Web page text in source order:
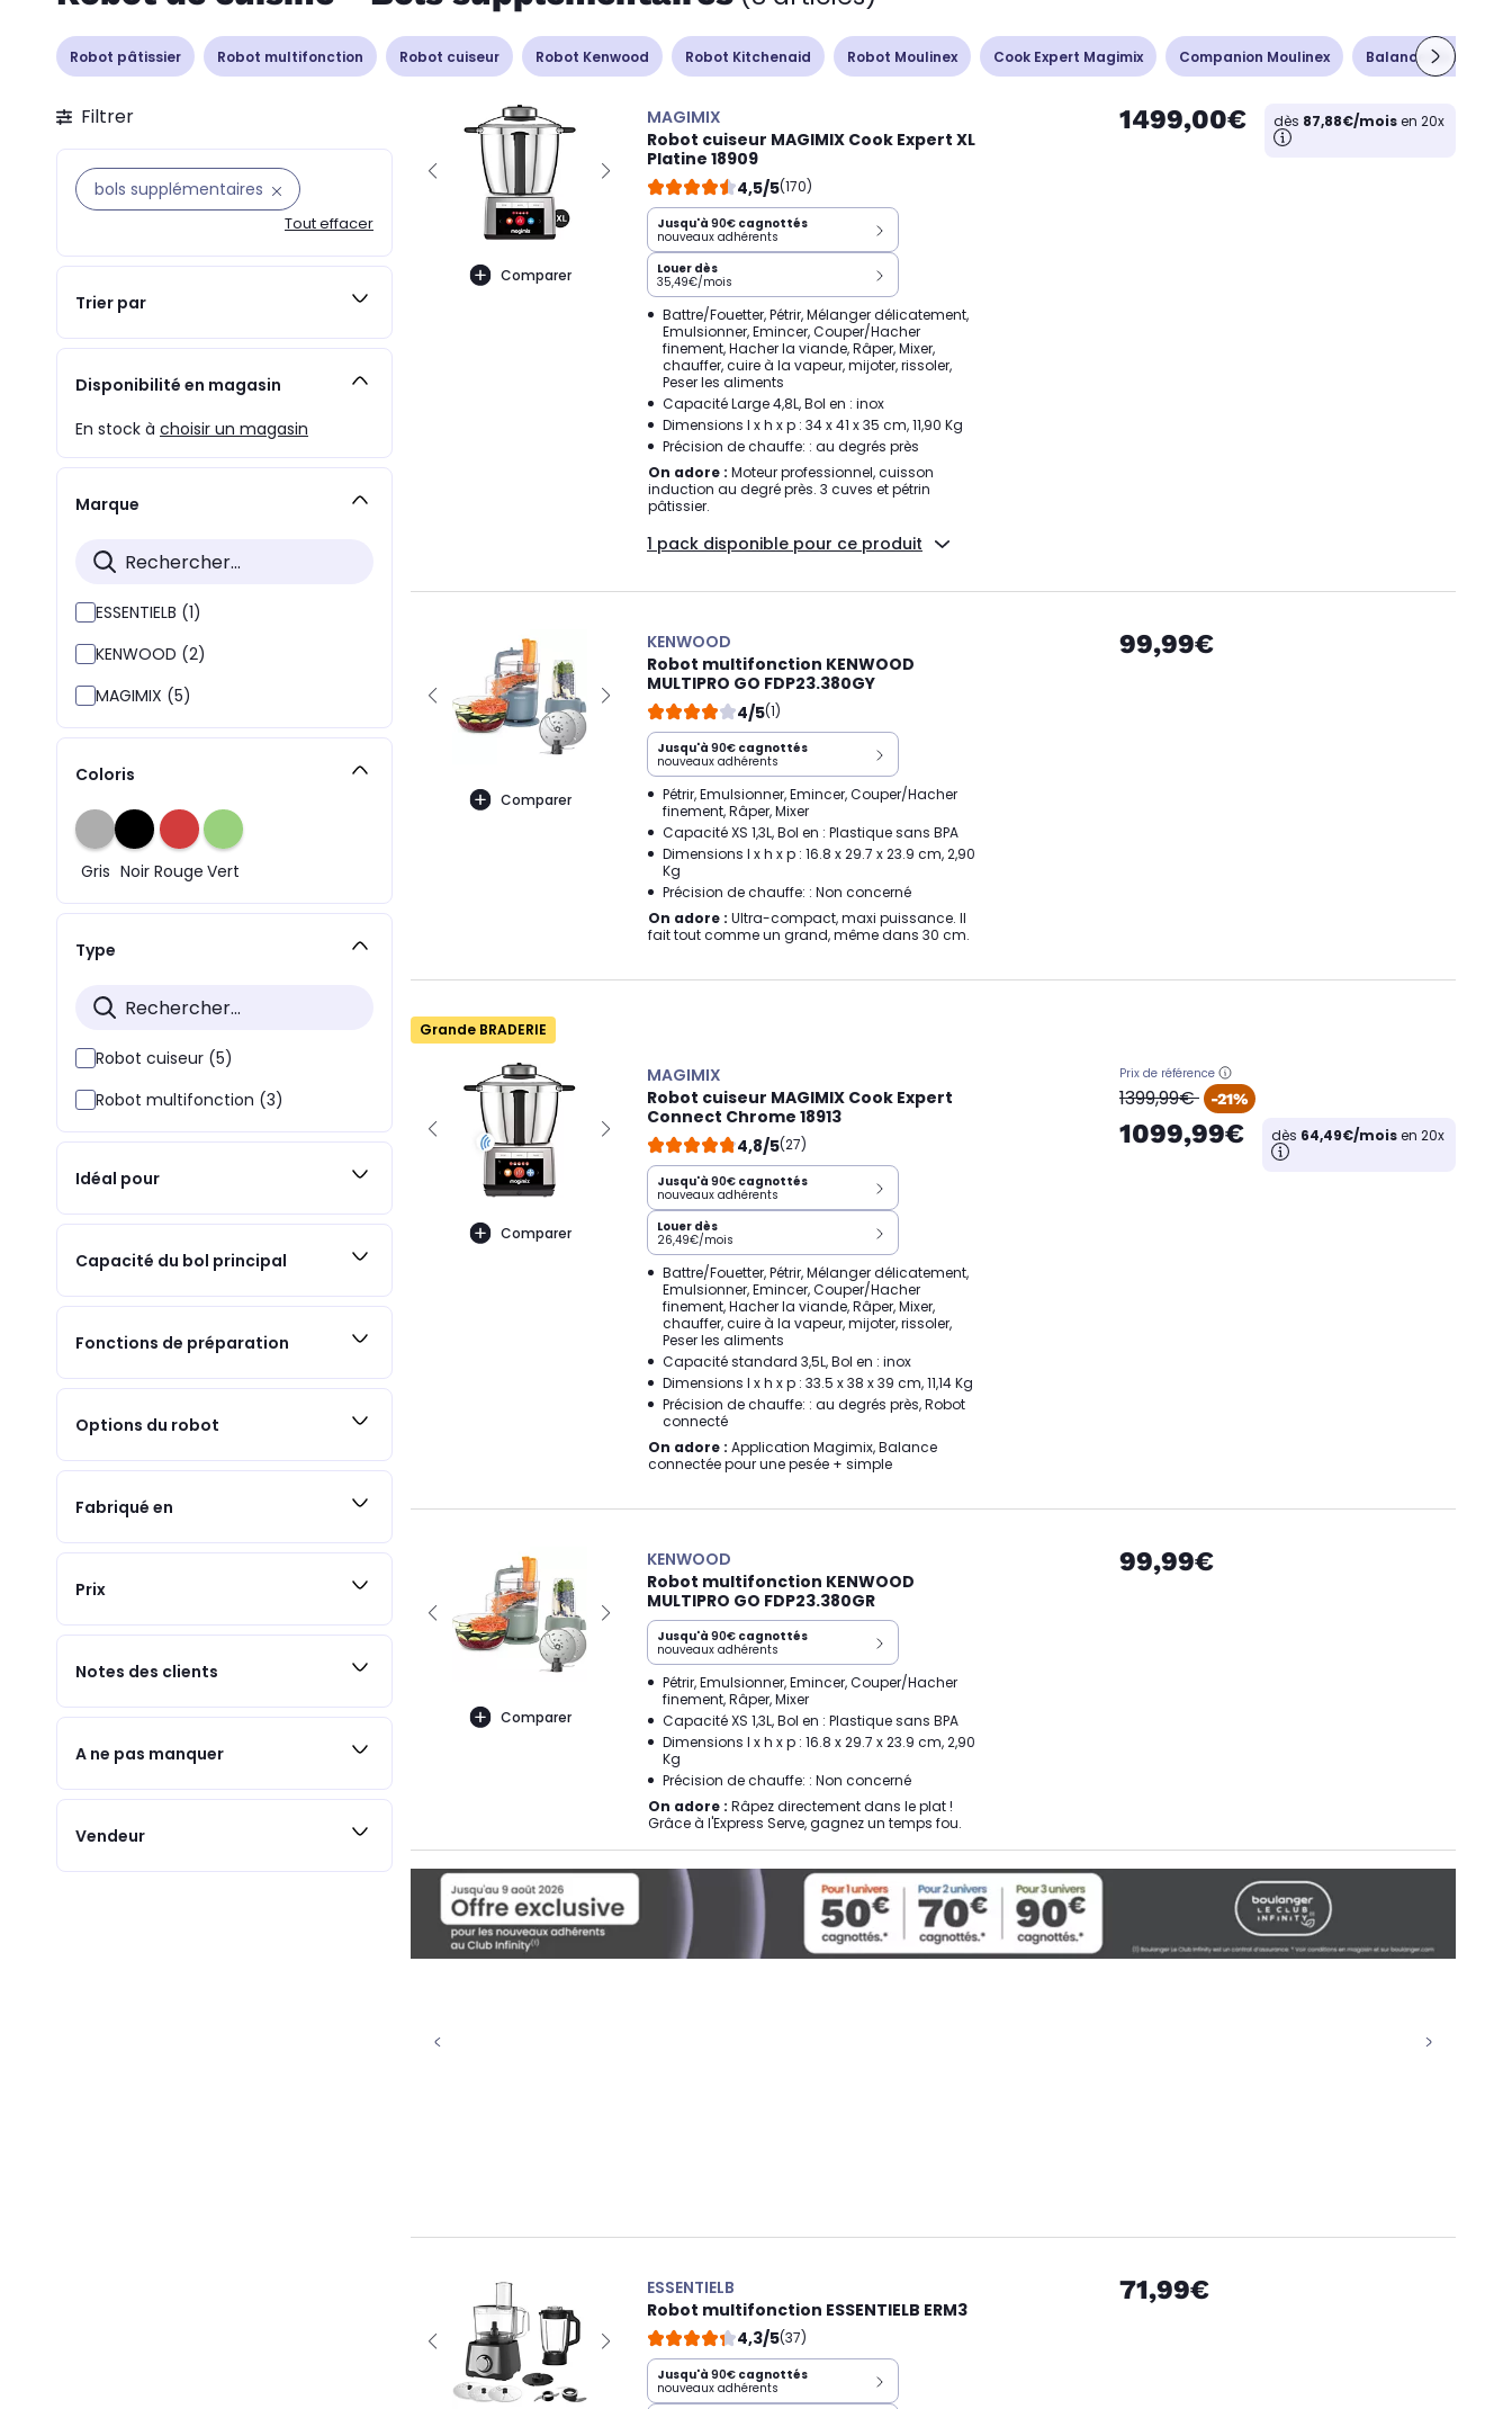
Robot pâtissier Robot multifonction Robot cuiseur Robot Kenwood Robot Kitchenaid Robot Moulinex Cook Expert Magimix Companion Moulinex Balance de cuisine
Filtrer
bols supplémentaires
Tout effacer
Trier par
Disponibilité en magasin
En stock à choisir un magasin
Marque
ESSENTIELB (1)
KENWOOD (2)
MAGIMIX (5)
Coloris
Gris Noir Rouge Vert
Type
Robot cuiseur (5)
Robot multifonction (3)
Idéal pour
Capacité du bol principal
Fonctions de préparation
Options du robot
Fabriqué en
Prix
Notes des clients
A ne pas manquer
Vendeur
Comparer
MAGIMIX
Robot cuiseur MAGIMIX Cook Expert XL
Platine 18909
4,5/5(170)
Jusqu'à 90€ cagnottés
nouveaux adhérents
Louer dès
35,49€/mois
Battre/Fouetter, Pétrir, Mélanger délicatement,
Emulsionner, Emincer, Couper/Hacher
finement, Hacher la viande, Râper, Mixer,
chauffer, cuire à la vapeur, mijoter, rissoler,
Peser les aliments
Capacité Large 4,8L, Bol en : inox
Dimensions l x h x p : 34 x 41 x 35 cm, 11,90 Kg
Précision de chauffe: : au degrés près
On adore : Moteur professionnel, cuisson
induction au degré près. 3 cuves et pétrin
pâtissier.
1499,00€ dès 87,88€/moisen 20x
1 pack disponible pour ce produit
Comparer
KENWOOD
Robot multifonction KENWOOD
MULTIPRO GO FDP23.380GY
4/5(1)
Jusqu'à 90€ cagnottés
nouveaux adhérents
Pétrir, Emulsionner, Emincer, Couper/Hacher
finement, Râper, Mixer
Capacité XS 1,3L, Bol en : Plastique sans BPA
Dimensions l x h x p : 16.8 x 29.7 x 23.9 cm, 2,90
Kg
Précision de chauffe: : Non concerné
On adore : Ultra-compact, maxi puissance. Il
fait tout comme un grand, même dans 30 cm.
99,99€
Grande BRADERIE
Comparer
MAGIMIX
Robot cuiseur MAGIMIX Cook Expert
Connect Chrome 18913
4,8/5(27)
Jusqu'à 90€ cagnottés
nouveaux adhérents
Louer dès
26,49€/mois
Battre/Fouetter, Pétrir, Mélanger délicatement,
Emulsionner, Emincer, Couper/Hacher
finement, Hacher la viande, Râper, Mixer,
chauffer, cuire à la vapeur, mijoter, rissoler,
Peser les aliments
Capacité standard 3,5L, Bol en : inox
Dimensions l x h x p : 33.5 x 38 x 39 cm, 11,14 Kg
Précision de chauffe: : au degrés près, Robot
connecté
On adore : Application Magimix, Balance
connectée pour une pesée + simple
Prix de référence
oldPrice
1399,99€ -21%
1099,99€ dès 64,49€/moisen 20x
Comparer
KENWOOD
Robot multifonction KENWOOD
MULTIPRO GO FDP23.380GR
Jusqu'à 90€ cagnottés
nouveaux adhérents
Pétrir, Emulsionner, Emincer, Couper/Hacher
finement, Râper, Mixer
Capacité XS 1,3L, Bol en : Plastique sans BPA
Dimensions l x h x p : 16.8 x 29.7 x 23.9 cm, 2,90
Kg
Précision de chauffe: : Non concerné
On adore : Râpez directement dans le plat !
Grâce à l'Express Serve, gagnez un temps fou.
99,99€
ESSENTIELB
Robot multifonction ESSENTIELB ERM3
4,3/5(37)
Jusqu'à 90€ cagnottés
nouveaux adhérents
71,99€